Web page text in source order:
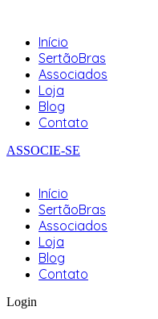
Início
SertãoBras
Associados
Loja
Blog
Contato
ASSOCIE-SE
Início
SertãoBras
Associados
Loja
Blog
Contato
Login